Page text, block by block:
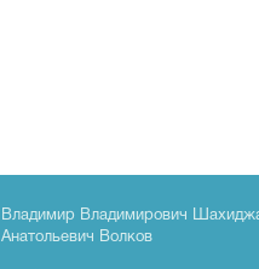
Владимир Владимирович
Анатольевич Волков